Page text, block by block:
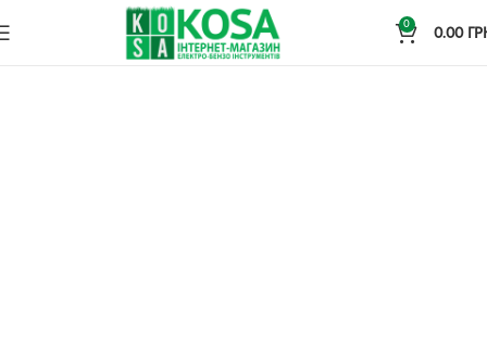
0
0.00